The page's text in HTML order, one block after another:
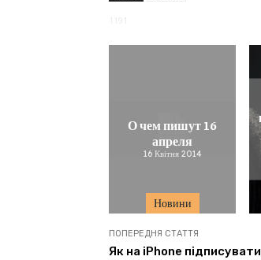
Новини
О чем пишут 16
апреля
16 Квітня 2014
ПОПЕРЕДНЯ СТАТТЯ
Як на iPhone